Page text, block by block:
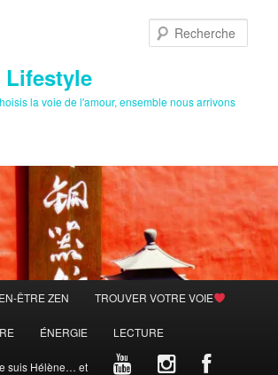
Lifestyle
la voie de l'amour, ensemble nous arrivons
ÊTRE ZEN TROUVER VOTRE VOIE
ÉNERGIE LECTURE
suis Hélène… et